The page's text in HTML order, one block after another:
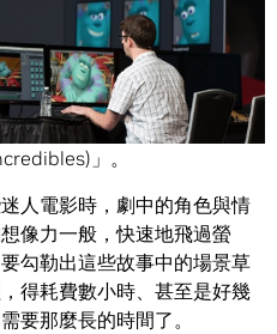
獸電力公司 (Monsters
」。
人電影時，劇中的角色與情
像力一般，快速地飛過螢
勾勒出這些故事中的場景草
得耗費數小時、甚至是好幾
要那麼長的時間了。